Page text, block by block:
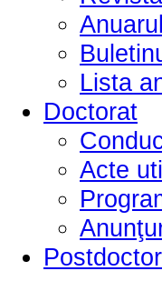
Anuarul
Lista
Doctorat
Acte